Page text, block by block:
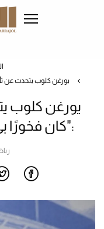
يورغن كلوب يتحدث عن
يورغن كلوب
:"كان فخورًا